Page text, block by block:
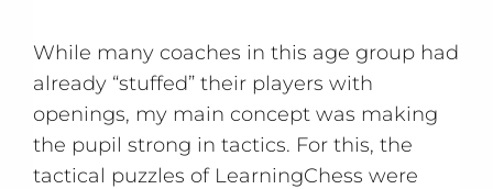
While many coaches in this age group had
already “stuffed” their players with
openings, my main concept was making
the pupil strong in tactics. For this, the
tactical puzzles of LearningChess were